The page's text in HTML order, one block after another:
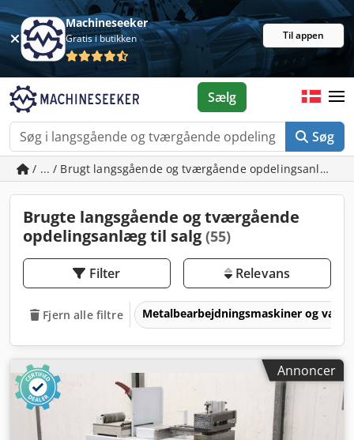
Machineseeker
Gratis i butikken Til appen
Søg
Sælg
/ ... / Brugt langsgående og tværgående opdelingsanlæg
Brugte langsgående og tværgående
opdelingsanlæg til salg (55)
Filter Relevans
Fjern alle filtre Metalbearbejdningsmaskiner og
Annoncer